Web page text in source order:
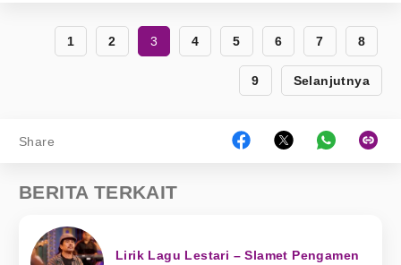
1 2 3 4 5 6 7 8
9 Selanjutnya
Share
BERITA TERKAIT
Lirik Lagu Lestari – Slamet Pengamen